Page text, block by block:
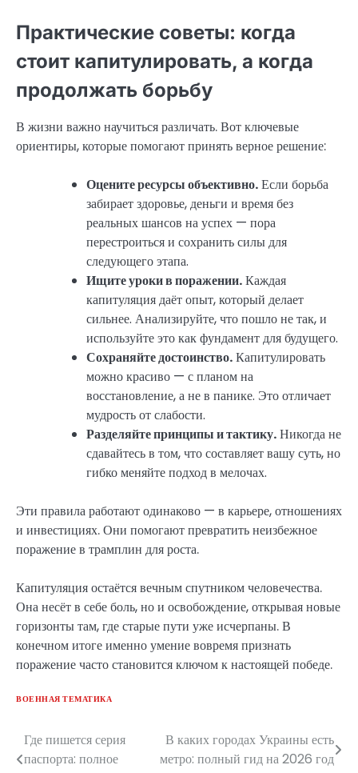
Практические советы: когда
стоит капитулировать, а когда
продолжать борьбу
В жизни важно научиться различать. Вот ключевые
ориентиры, которые помогают принять верное решение:
Оцените ресурсы объективно.Если борьба
забирает здоровье, деньги и время без
реальных шансов на успех — пора
перестроиться и сохранить силы для
следующего этапа.
Ищите уроки в поражении.Каждая
капитуляция даёт опыт, который делает
сильнее. Анализируйте, что пошло не так, и
используйте это как фундамент для будущего.
Сохраняйте достоинство.Капитулировать
можно красиво — с планом на
восстановление, а не в панике. Это отличает
мудрость от слабости.
Разделяйте принципы и тактику.Никогда не
сдавайтесь в том, что составляет вашу суть, но
гибко меняйте подход в мелочах.
Эти правила работают одинаково — в карьере, отношениях
и инвестициях. Они помогают превратить неизбежное
поражение в трамплин для роста.
Капитуляция остаётся вечным спутником человечества.
Она несёт в себе боль, но и освобождение, открывая новые
горизонты там, где старые пути уже исчерпаны. В
конечном итоге именно умение вовремя признать
поражение часто становится ключом к настоящей победе.
ВОЕННАЯ ТЕМАТИКА
Навигация
Где пишется серия
паспорта: полное
В каких городах Украины есть
метро: полный гид на 2026 год